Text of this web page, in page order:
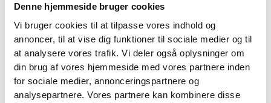
Denne hjemmeside bruger cookies
Vi bruger cookies til at tilpasse vores indhold og
annoncer, til at vise dig funktioner til sociale medier og til
at analysere vores trafik. Vi deler også oplysninger om
din brug af vores hjemmeside med vores partnere inden
for sociale medier, annonceringspartnere og
analysepartnere. Vores partnere kan kombinere disse
No
Yes
Produkt i alt
Tilvalg i alt
Samlet i alt
Fortsæt til ordredetaljer